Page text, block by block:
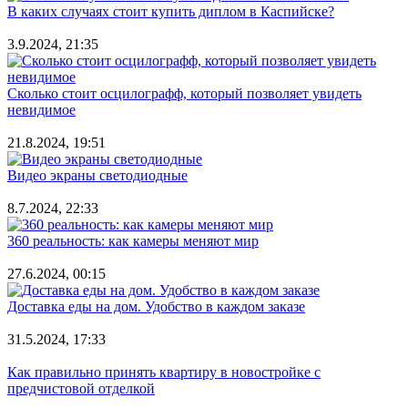
В каких случаях стоит купить диплом в Каспийске?
3.9.2024, 21:35
Сколько стоит осцилографф, который позволяет увидеть
невидимое
21.8.2024, 19:51
Видео экраны светодиодные
8.7.2024, 22:33
360 реальность: как камеры меняют мир
27.6.2024, 00:15
Доставка еды на дом. Удобство в каждом заказе
31.5.2024, 17:33
Как правильно принять квартиру в новостройке с
предчистовой отделкой